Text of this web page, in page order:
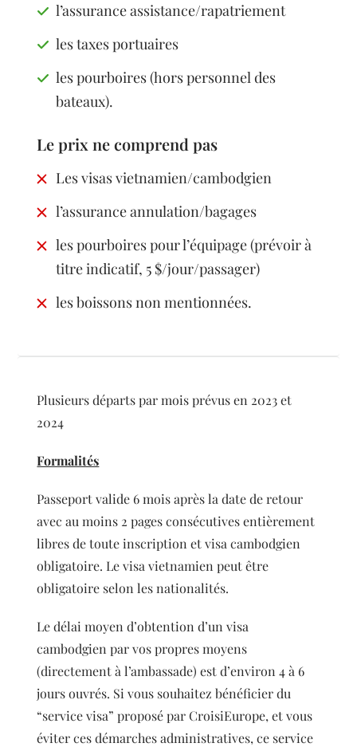
l’assurance assistance/rapatriement
les taxes portuaires
les pourboires (hors personnel des
bateaux).
Le prix ne comprend pas
Les visas vietnamien/cambodgien
l’assurance annulation/bagages
les pourboires pour l’équipage (prévoir à
titre indicatif, 5 $/jour/passager)
les boissons non mentionnées.
Plusieurs départs par mois prévus en 2023 et
2024
Formalités
Passeport valide 6 mois après la date de retour
avec au moins 2 pages consécutives entièrement
libres de toute inscription et visa cambodgien
obligatoire. Le visa vietnamien peut être
obligatoire selon les nationalités.
Le délai moyen d’obtention d’un visa
cambodgien par vos propres moyens
(directement à l’ambassade) est d’environ 4 à 6
jours ouvrés. Si vous souhaitez bénéficier du
“service visa” proposé par CroisiEurope, et vous
éviter ces démarches administratives, ce service